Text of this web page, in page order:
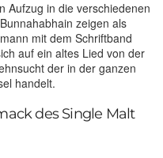
Aufzug in die verschiedenen
zeigen als
mit dem Schriftband
auf ein altes Lied von der
der in der ganzen
handelt.
des Single Malt